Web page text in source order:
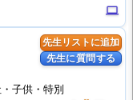
computer
先生リストに追加
先生に質問する
子供・特別